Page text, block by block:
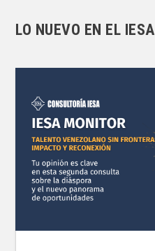
LO NUEVO EN EL IESA